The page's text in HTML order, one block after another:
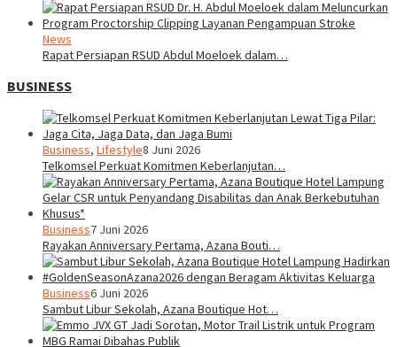
News
Rapat Persiapan RSUD Abdul Moeloek dalam…
BUSINESS
Business, Lifestyle8 Juni 2026
Telkomsel Perkuat Komitmen Keberlanjutan…
Business7 Juni 2026
Rayakan Anniversary Pertama, Azana Bouti…
Business6 Juni 2026
Sambut Libur Sekolah, Azana Boutique Hot…